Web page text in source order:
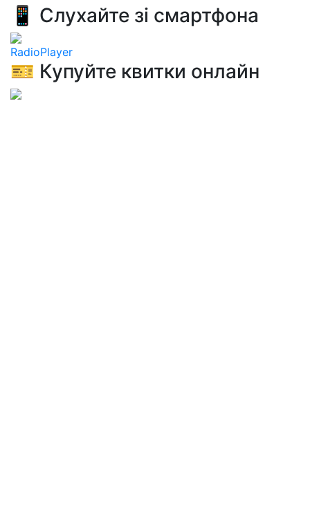
📱 Слухайте зі смартфона
RadioPlayer
🎫 Купуйте квитки онлайн